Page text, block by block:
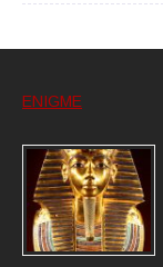
ENIGME